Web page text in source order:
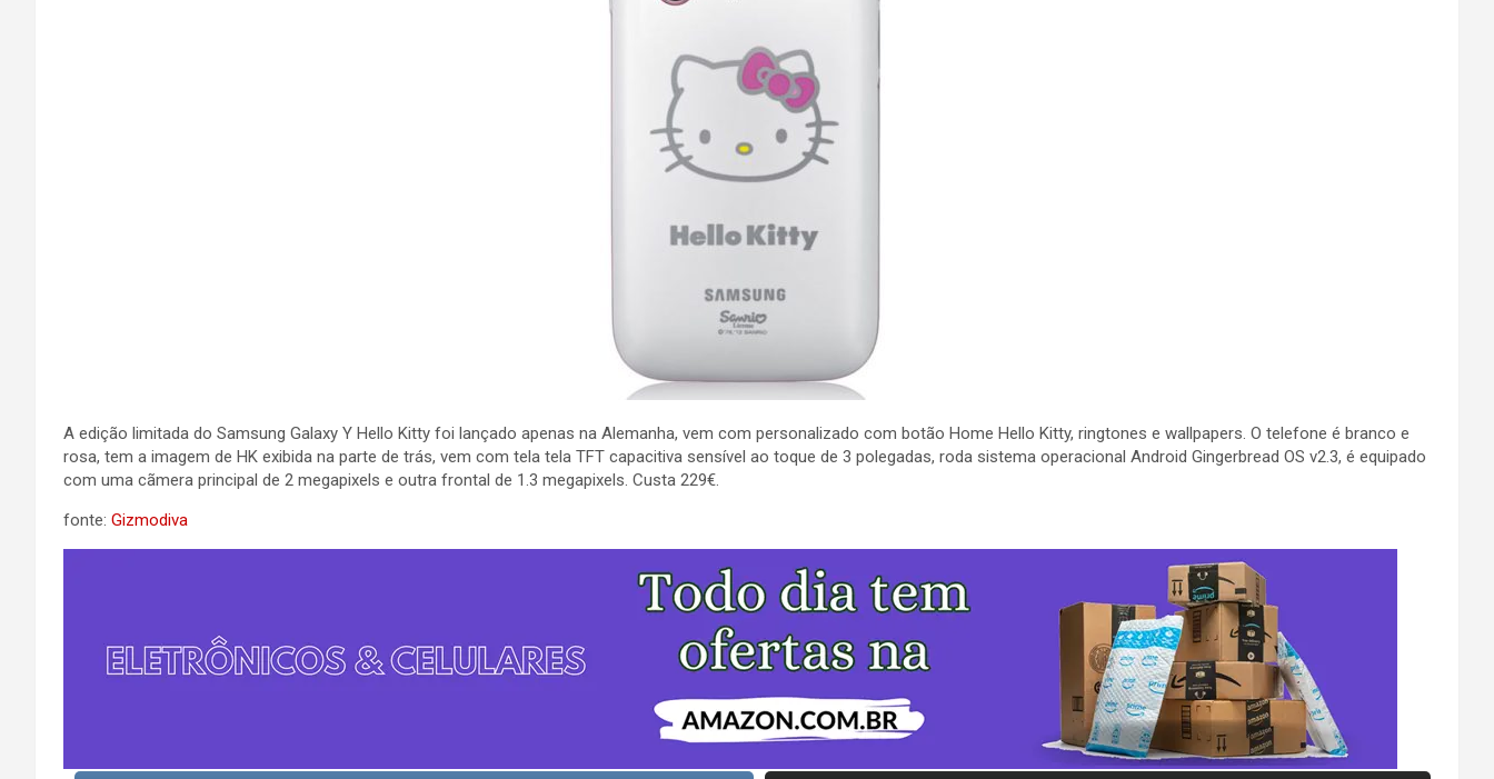
A edição limitada do Samsung Galaxy Y Hello Kitty foi lançado apenas na Alemanha, vem com personalizado com botão Home Hello Kitty, ringtones e wallpapers. O telefone é branco e
rosa, tem a imagem de HK exibida na parte de trás, vem com tela tela TFT capacitiva sensível ao toque de 3 polegadas, roda sistema operacional Android Gingerbread OS v2.3, é equipado
com uma cãmera principal de 2 megapixels e outra frontal de 1.3 megapixels. Custa 229€.
fonte: Gizmodiva